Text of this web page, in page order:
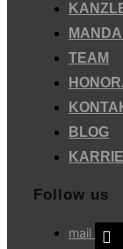
TEAM
BLOG
Follow us
mail